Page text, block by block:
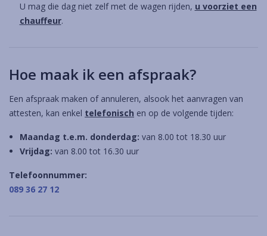
U mag die dag niet zelf met de wagen rijden, u voorziet een
chauffeur.
Hoe maak ik een afspraak?
Een afspraak maken of annuleren, alsook het aanvragen van
attesten, kan enkel telefonisch en op de volgende tijden:
Maandag t.e.m. donderdag: van 8.00 tot 18.30 uur
Vrijdag: van 8.00 tot 16.30 uur
Telefoonnummer:
089 36 27 12